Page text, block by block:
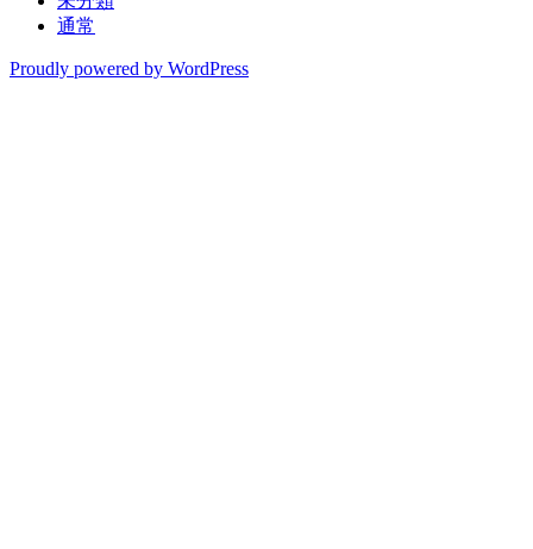
通常
Proudly powered by WordPress